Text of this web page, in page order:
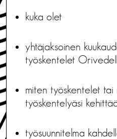
kuka olet
yhtäjaksoinen
työskentelet
miten työskentelet tai
työskentelyäsi
työsuunnitelma